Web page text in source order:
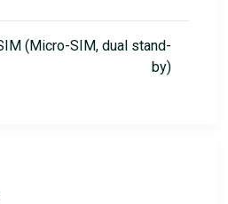
(Micro-SIM, dual stand-
by)